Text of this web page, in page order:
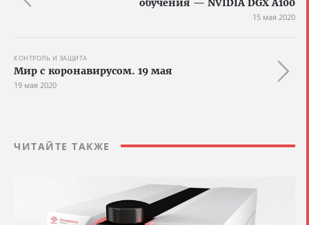
обучения — NVIDIA DGX A100
15 мая 2020
КОНТРОЛЬ И ЗАЩИТА
Мир с коронавирусом. 19 мая
19 мая 2020
ЧИТАЙТЕ ТАКЖЕ